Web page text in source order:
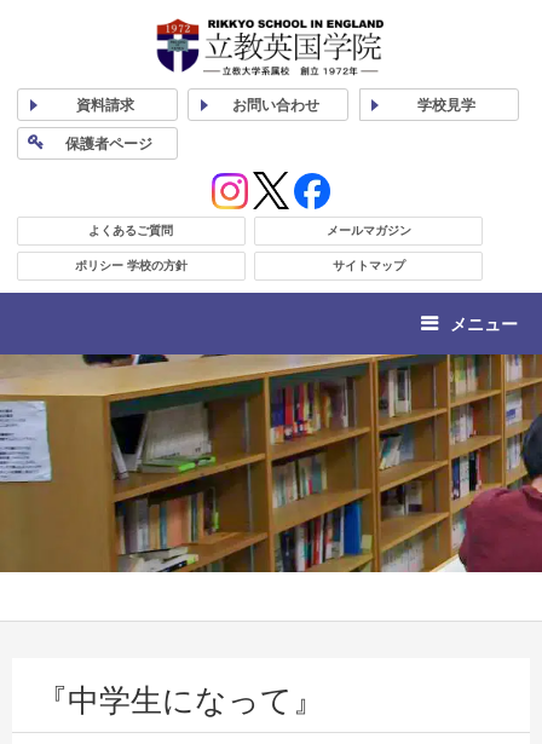
資料請求 お問い合わせ 学校見学
保護者ページ
よくあるご質問 メールマガジン
ポリシー 学校の方針 サイトマップ
メニュー
『中学生になって』